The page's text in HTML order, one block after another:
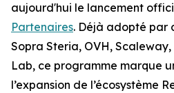
aujourd'hui le lancement
Partenaires. Déjà adopté par
Sopra Steria, OVH,
Lab, ce programme marque
l’expansion de l’écosystème